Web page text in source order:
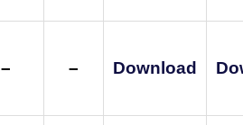
– – Download